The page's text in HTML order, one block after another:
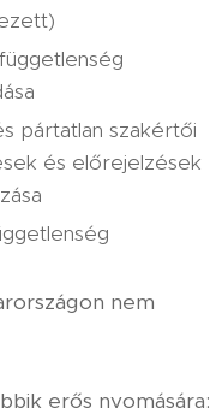
pártatlan szakértői
és előrejelzések
nem
erős nyomására: